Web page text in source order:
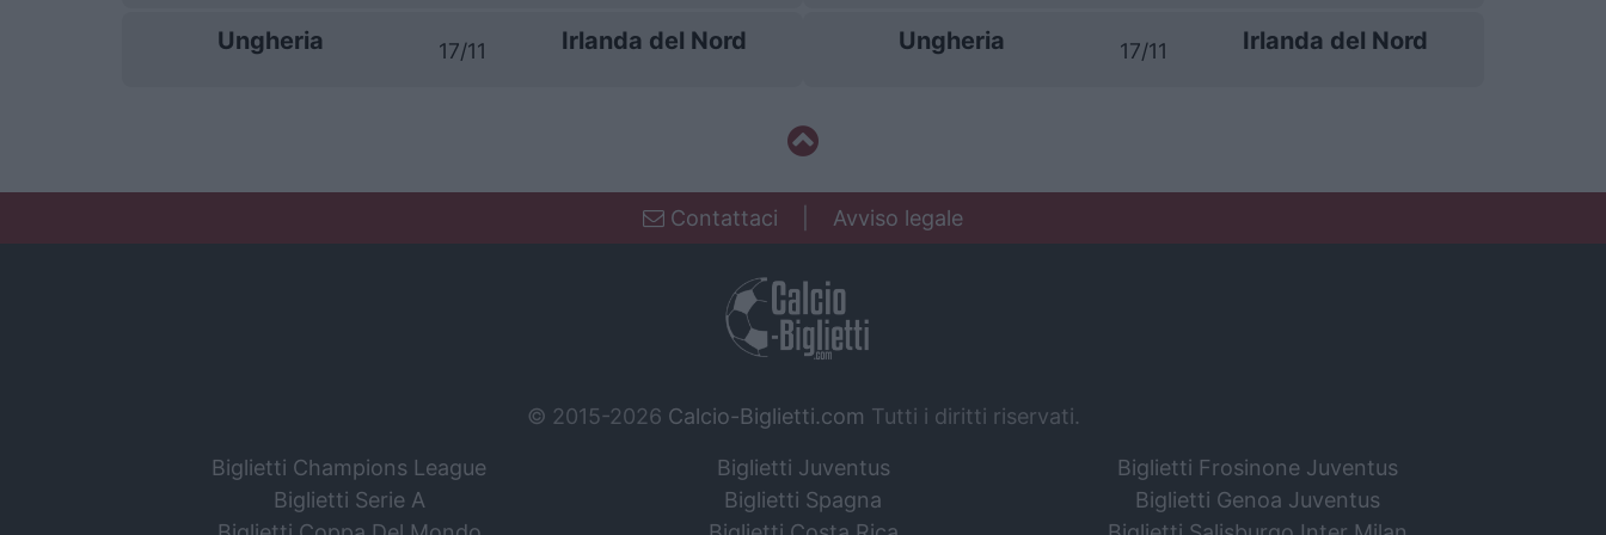
Ungheria 17/11 Irlanda del Nord Ungheria 17/11 Irlanda del Nord
Contattaci Avviso legale
© 2015-2026 Calcio-Biglietti.com Tutti i diritti riservati.
Biglietti Champions League
Biglietti Serie A
Biglietti Juventus
Biglietti Spagna
Biglietti Frosinone Juventus
Biglietti Genoa Juventus